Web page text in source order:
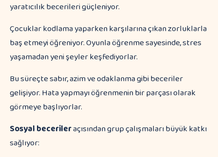
yaratıcılık becerileri güçleniyor.
Çocuklar kodlama yaparken karşılarına çıkan zorluklarla
baş etmeyi öğreniyor. Oyunla öğrenme sayesinde, stres
yaşamadan yeni şeyler keşfediyorlar.
Bu süreçte sabır, azim ve odaklanma gibi beceriler
gelişiyor. Hata yapmayı öğrenmenin bir parçası olarak
görmeye başlıyorlar.
Sosyal becerileraçısından grup çalışmaları büyük katkı
sağlıyor: